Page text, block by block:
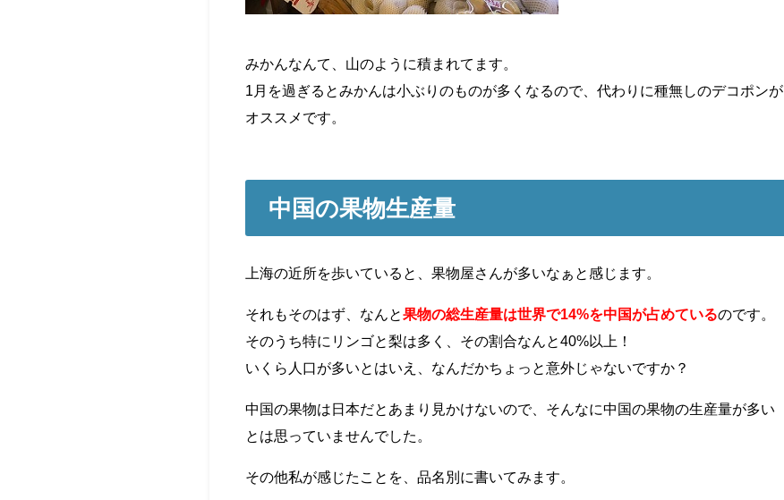
みかんなんて、山のように積まれてます。
1月を過ぎるとみかんは小ぶりのものが多くなるので、代わりに種無しのデコポンが
オススメです。
中国の果物生産量
上海の近所を歩いていると、果物屋さんが多いなぁと感じます。
それもそのはず、なんと果物の総生産量は世界で14%を中国が占めているのです。
そのうち特にリンゴと梨は多く、その割合なんと40%以上！
いくら人口が多いとはいえ、なんだかちょっと意外じゃないですか？
中国の果物は日本だとあまり見かけないので、そんなに中国の果物の生産量が多い
とは思っていませんでした。
その他私が感じたことを、品名別に書いてみます。